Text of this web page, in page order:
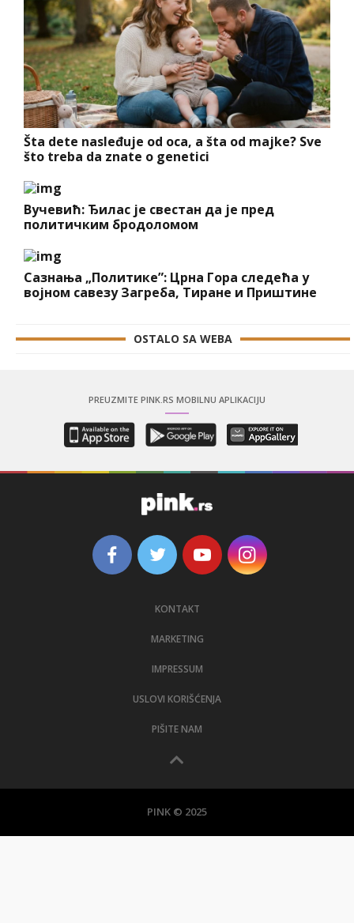
Šta dete nasleđuje od oca, a šta od majke? Sve
što treba da znate o genetici
Вучевић: Ђилас је свестан да је пред
политичким бродоломом
Сазнања „Политике”: Црна Гора следећа у
војном савезу Загреба, Тиране и Приштине
OSTALO SA WEBA
PREUZMITE PINK.RS MOBILNU APLIKACIJU
KONTAKT
MARKETING
IMPRESSUM
USLOVI KORIŠĆENJA
PIŠITE NAM
PINK © 2025